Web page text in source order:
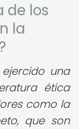
de los
la
una
ética
como la
que son